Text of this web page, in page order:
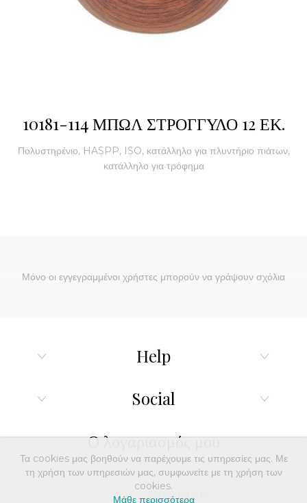
10181-114 ΜΠΩΛ ΣΤΡΟΓΓΥΛΟ 12 ΕΚ.
Πολυστηρένιο, HASPP, ISO, κατάλληλο για πλυντήριο πιάτων,
κατάλληλο για τρόφημα
Μόνο οι εγγεγραμμένοι χρήστες μπορούν να γράψουν σχόλια
Help
Social
Ο λογαριασμός μου
Powered by nopCommerce
Τα cookies μας βοηθούν να παρέχουμε τις υπηρεσίες μας. Με
τη χρήση των υπηρεσιών μας, συμφωνείτε με τη χρήση των
cookies.
Μάθε περισσότερα